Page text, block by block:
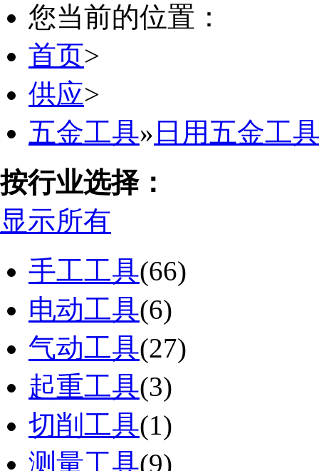
您当前的位置：
首页>
供应>
五金工具» 日用五金工
按行业选择：
显示所有
手工工具(66)
电动工具(6)
气动工具(27)
起重工具(3)
切削工具(1)
测量工具(9)